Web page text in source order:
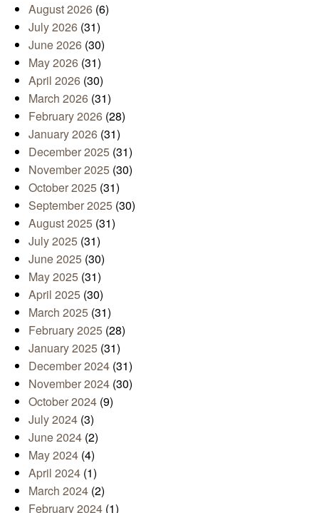
August 2026 (6)
July 2026 (31)
June 2026 (30)
May 2026 (31)
April 2026 (30)
March 2026 (31)
February 2026 (28)
January 2026 (31)
December 2025 (31)
November 2025 (30)
October 2025 (31)
September 2025 (30)
August 2025 (31)
July 2025 (31)
June 2025 (30)
May 2025 (31)
April 2025 (30)
March 2025 (31)
February 2025 (28)
January 2025 (31)
December 2024 (31)
November 2024 (30)
October 2024 (9)
July 2024 (3)
June 2024 (2)
May 2024 (4)
April 2024 (1)
March 2024 (2)
February 2024 (1)